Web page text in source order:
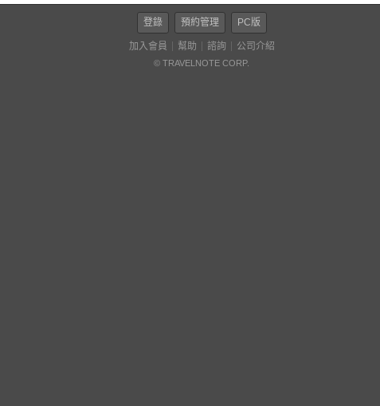
登錄 預約管理 PC版
加入會員 幫助 諮詢 公司介紹
© TRAVELNOTE CORP.